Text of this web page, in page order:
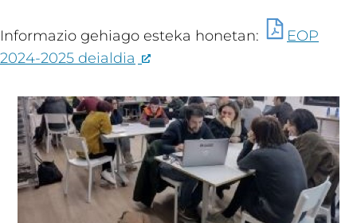
Informazio gehiago esteka honetan:
EOP
2024-2025 deialdia